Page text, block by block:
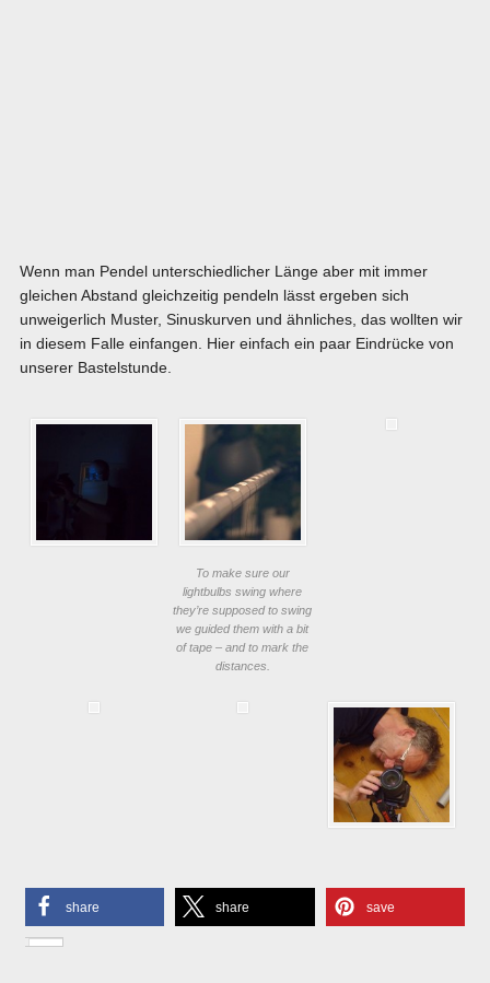
Wenn man Pendel unterschiedlicher Länge aber mit immer
gleichen Abstand gleichzeitig pendeln lässt ergeben sich
unweigerlich Muster, Sinuskurven und ähnliches, das wollten wir
in diesem Falle einfangen. Hier einfach ein paar Eindrücke von
unserer Bastelstunde.
To make sure our
lightbulbs swing where
they’re supposed to swing
we guided them with a bit
of tape – and to mark the
distances.
share share save